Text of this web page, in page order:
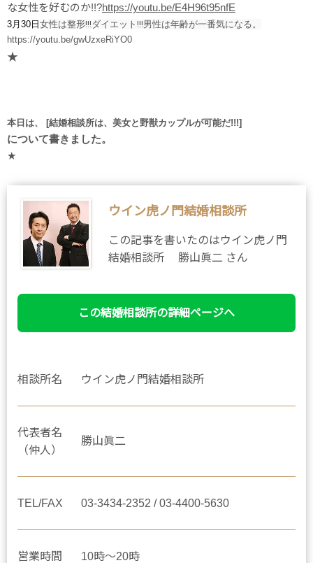
な女性を好むのか!!?https://youtu.be/E4H96t95nfE
3月30日女性は整形!!!ダイエット!!!男性は年齢が一番気になる。
https://youtu.be/gwUzxeRiYO0
★
本日は、 [結婚相談所は、美女と野獣カップルが可能だ!!!]
について書きました。
★
ウイン虎ノ門結婚相談所
この記事を書いたのはウイン虎ノ門
結婚相談所 勝山眞二 さん
この結婚相談所の詳細ページへ
相談所名 ウイン虎ノ門結婚相談所
代表者名
（仲人）
勝山眞二
TEL/FAX 03-3434-2352 / 03-4400-5630
営業時間 10時～20時